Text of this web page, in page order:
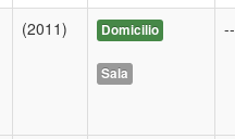
(2011) Domicilio
Sala